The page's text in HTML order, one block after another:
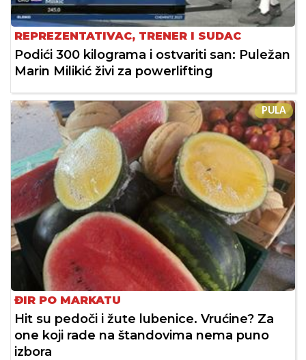
REPREZENTATIVAC, TRENER I SUDAC
Podići 300 kilograma i ostvariti san: Puležan
Marin Milikić živi za powerlifting
PULA
ĐIR PO MARKATU
Hit su pedoči i žute lubenice. Vrućine? Za
one koji rade na štandovima nema puno
izbora